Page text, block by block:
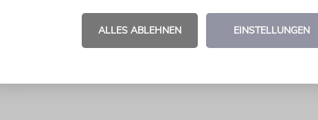
Nach außen leuchten
ALLES ABLEHNEN EINSTELLUNGEN